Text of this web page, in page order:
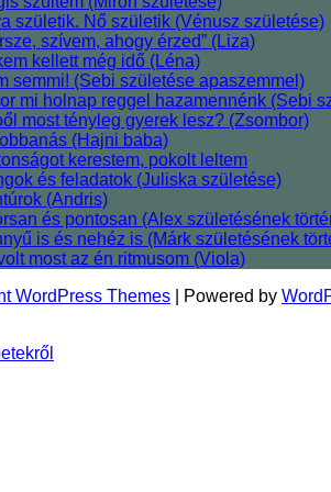
születik. Nő születik (Vénusz születése)
szívem, ahogy érzed” (Liza)
kellett még idő (Léna)
semmi! (Sebi születése apaszemmel)
mi holnap reggel hazamennénk (Sebi
most tényleg gyerek lesz? (Zsombor)
(Hajni baba)
kerestem, pokolt leltem
és feladatok (Juliska születése)
(Andris)
és pontosan (Alex születésének
is és nehéz is (Márk születésének
most az én ritmusom (Viola)
WordPress Themes | Powered by